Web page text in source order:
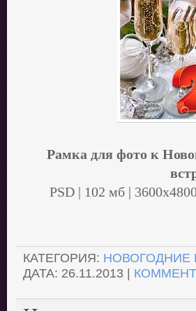
Рамка для фото к
PSD | 102 мб |
КАТЕГОРИЯ:
ДАТА: 26.11.2013 |